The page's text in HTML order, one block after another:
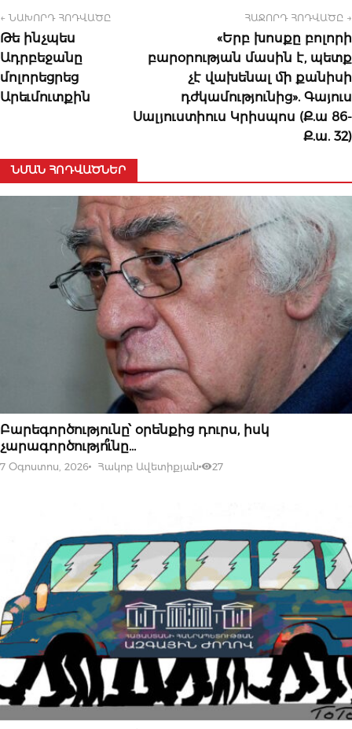
← ՆԱԽՈՐԴ ՀՈԴՎԱԾԸ
Թե ինչպես
Ադրբեջանը
մոլորեցրեց
Արեւմուտքին
ՀԱՋՈՐԴ ՀՈԴՎԱԾԸ →
«Երբ խոսքը բոլորի
բարօրության մասին է, պետք
չէ վախենալ մի քանիսի
դժկամությունից». Գայուս
Սալյուստիուս Կրիսպոս (Ք.ա 86-
Ք.ա. 32)
ՆՄԱՆ ՀՈԴՎԱԾՆԵՐ
07 ՕԳՈՍՏՈՍԻ, 2026
Բարեգործությունը՝ օրենքից դուրս, իսկ
չարագործությո՞ւնը…
7 Օգոստոս, 2026 Հակոբ Ավետիքյան 27